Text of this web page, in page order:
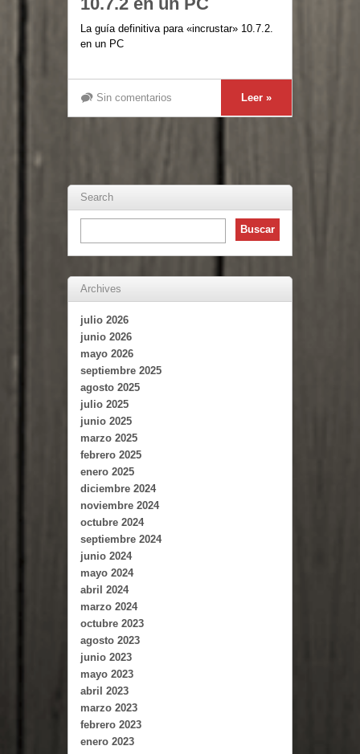
La guía definitiva para «incrustar» 10.7.2.
en un PC
Sin comentarios Leer »
Search
Archives
julio 2026
junio 2026
mayo 2026
septiembre 2025
agosto 2025
julio 2025
junio 2025
marzo 2025
febrero 2025
enero 2025
diciembre 2024
noviembre 2024
octubre 2024
septiembre 2024
junio 2024
mayo 2024
abril 2024
marzo 2024
octubre 2023
agosto 2023
junio 2023
mayo 2023
abril 2023
marzo 2023
febrero 2023
enero 2023